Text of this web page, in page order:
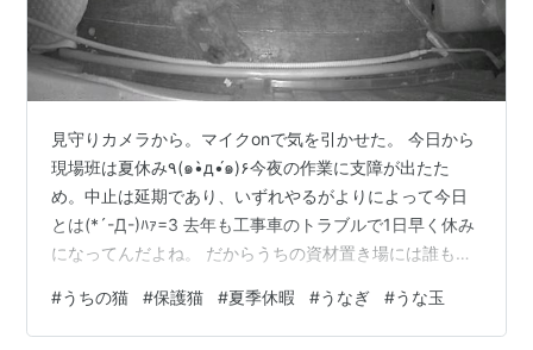
見守りカメラから。マイクonで気を引かせた。 今日から
現場班は夏休み٩(๑•̀д•́๑)۶今夜の作業に支障が出たた
め。中止は延期であり、いずれやるがよりによって今日
とは(*´-Д-)ﾊｧ=3 去年も工事車のトラブルで1日早く休み
になってんだよね。 だからうちの資材置き場には誰も居
て、長期休みなので作業車の鍵などを親会社事務所に持
っていくと。ついでに「黒バインド持っていくから ˙³˙ )
#うちの猫 #保護猫 #夏季休暇 #うなぎ #うな玉